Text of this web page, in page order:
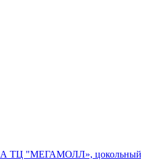
ТЦ "МЕГАМОЛЛ», цокольный